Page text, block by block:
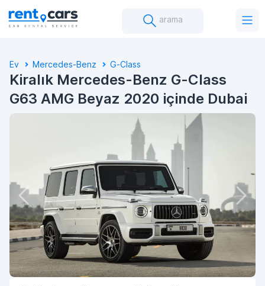
arama
Ev Mercedes-Benz G-Class
Kiralık Mercedes-Benz G-Class
G63 AMG Beyaz 2020 içinde Dubai